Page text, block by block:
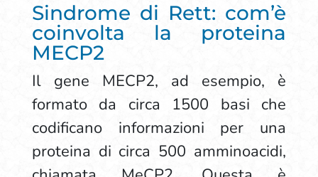
Sindrome di Rett: com’è
coinvolta la proteina
MECP2
Il gene MECP2, ad esempio, è
formato da circa 1500 basi che
codificano informazioni per una
proteina di circa 500 amminoacidi,